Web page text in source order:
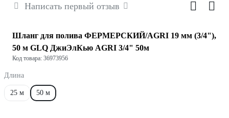
Написать первый отзыв
Шланг для полива ФЕРМЕРСКИЙ/AGRI 19 мм (3/4"),
50 м GLQ ДжиЭлКью AGRI 3/4" 50м
Код товара: 36973956
Длина
25 м 50 м